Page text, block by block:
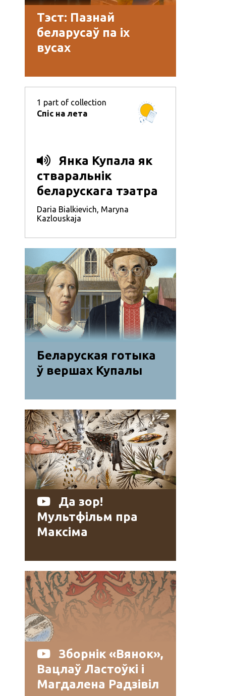
Тэст: Пазнай
беларусаў па іх
вусах
1 part of collection
Спіс на лета
Янка Купала як
стваральнік
беларускага тэатра
Daria Bialkievich, Maryna
Kazlouskaja
Да зор!
Мультфільм пра
Максіма
Беларуская готыка
ў вершах Купалы
Зборнік «Вянок»,
Вацлаў Ластоўкі і
Магдалена Радзівіл